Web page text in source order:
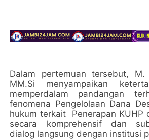
Dalam pertemuan tersebut,
MM.Si menyampaikan
memperdalam pandangan
fenomena Pengelolaan Dana
hukum terkait Penerapan KUHP
secara komprehensif dan
dialog langsung dengan institusi